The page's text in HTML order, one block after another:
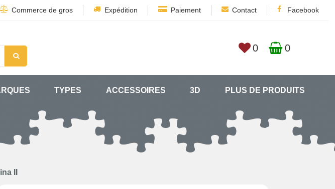
Commerce de gros Expédition Paiement Contact Facebook
0 0
TYPES ACCESSOIRES 3D PLUS DE PRODUITS
II